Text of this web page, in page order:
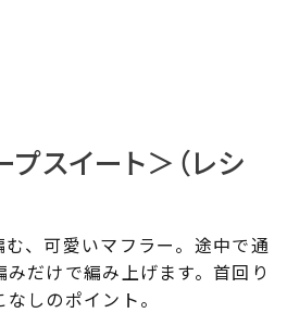
スイート＞（レシ
、可愛いマフラー。途中で通
だけで編み上げます。首回り
しのポイント。